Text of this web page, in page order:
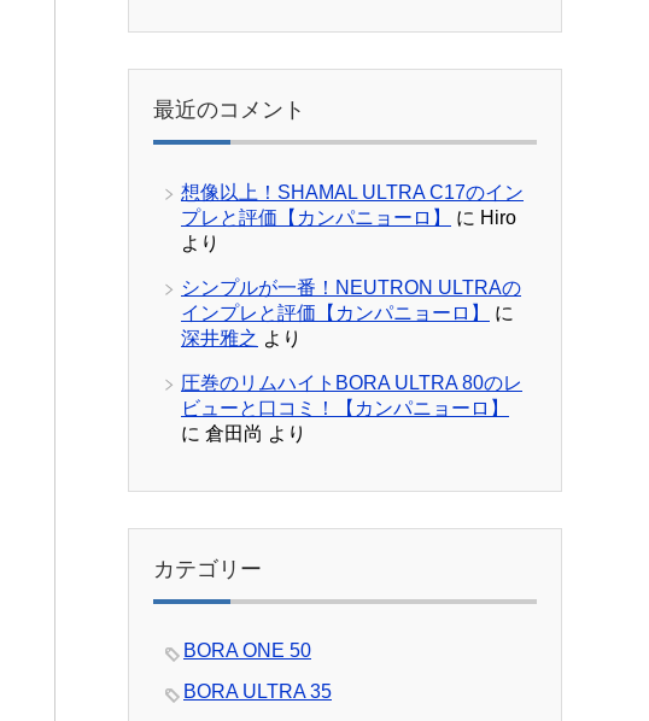
最近のコメント
想像以上！SHAMAL ULTRA C17のイン
プレと評価【カンパニョーロ】
に Hiro
より
シンプルが一番！NEUTRON ULTRAの
インプレと評価【カンパニョーロ】
に
深井雅之 より
圧巻のリムハイトBORA ULTRA 80のレ
ビューと口コミ！【カンパニョーロ】
に 倉田尚 より
カテゴリー
BORA ONE 50
BORA ULTRA 35